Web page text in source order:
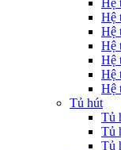
Hệ
Hệ
Hệ
Hệ
Hệ
Hệ
Hệ
Tủ hút
Tủ
Tủ
Tủ